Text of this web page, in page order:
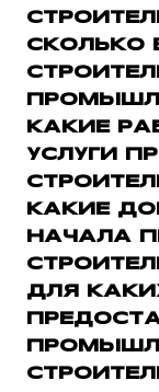
СКОЛЬКО
КАКИЕ
УСЛУГИ
КАКИЕ
НАЧАЛА
ДЛЯ